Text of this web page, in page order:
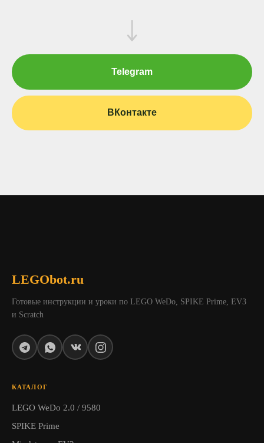
Telegram
ВКонтакте
LEGObot.ru
Готовые инструкции и уроки по LEGO WeDo, SPIKE Prime, EV3
и Scratch
КАТАЛОГ
LEGO WeDo 2.0 / 9580
SPIKE Prime